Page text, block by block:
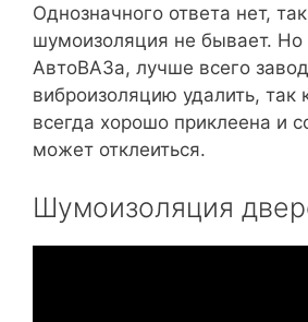
Однозначного ответа нет,
шумоизоляция не бывает. Но
АвтоВАЗа, лучше всего
виброизоляцию удалить, так
всегда хорошо приклеена и
может отклеиться.
Шумоизоляция